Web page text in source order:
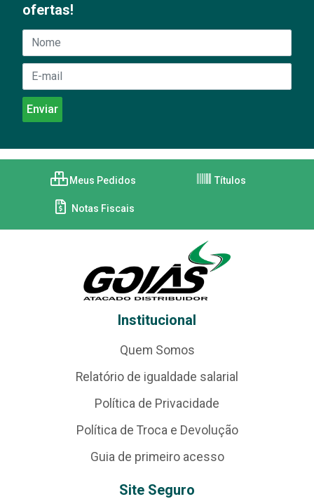
ofertas!
Meus Pedidos Títulos
Notas Fiscais
Institucional
Quem Somos
Relatório de igualdade salarial
Política de Privacidade
Política de Troca e Devolução
Guia de primeiro acesso
Site Seguro